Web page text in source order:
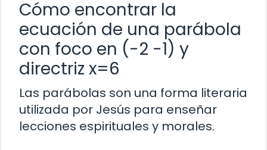
Cómo encontrar la
ecuación de una parábola
con foco en (-2 -1) y
directriz x=6
Las parábolas son una forma literaria
utilizada por Jesús para enseñar
lecciones espirituales y morales.